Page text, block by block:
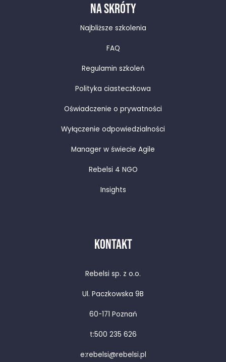
NA SKRÓTY
Najbliższe szkolenia
FAQ
Regulamin szkoleń
Polityka ciasteczkowa
Oświadczenie o prywatności
Wyłączenie odpowiedzialności
Manager w świecie Agile
Rebelsi 4 NGO
Insights
KONTAKT
Rebelsi sp. z o.o.
Ul. Paczkowska 9B
60-171 Poznań
t:500 235 626
e: rebelsi@rebelsi.pl